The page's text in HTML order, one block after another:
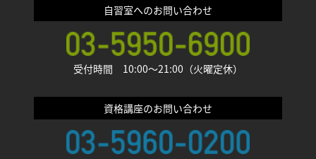
自習室へのお問い合わせ
受付時間 10:00〜21:00（火曜定休）
資格講座のお問い合わせ